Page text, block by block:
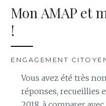
Mon AMAP et
!
ENGAGEMENT
Vous avez été très
réponses, recueillies